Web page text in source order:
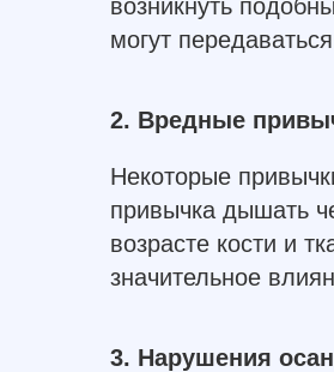
возникнуть
могут
2. Вредные
Некоторые
привычка дышать
возрасте кости и
значительное
3. Нарушения